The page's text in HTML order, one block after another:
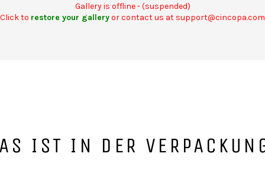
Gallery is offline - (suspended)
Click to restore your galleryor contact us at support@cincopa.com
IST IN DER